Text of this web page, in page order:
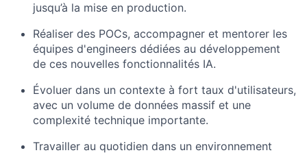
jusqu’à la mise en production.
Réaliser des POCs, accompagner et mentorer les
équipes d'engineers dédiées au développement
de ces nouvelles fonctionnalités IA.
Évoluer dans un contexte à fort taux d'utilisateurs,
avec un volume de données massif et une
complexité technique importante.
Travailler au quotidien dans un environnement